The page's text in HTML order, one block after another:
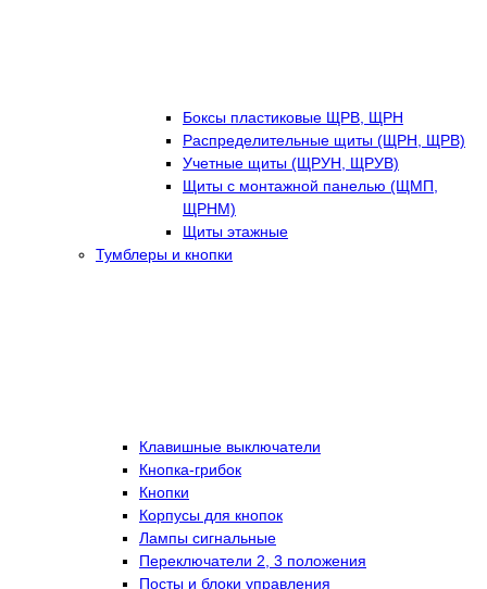
Боксы пластиковые ЩРВ, ЩРН
Распределительные щиты (ЩРН, ЩРВ)
Учетные щиты (ЩРУН, ЩРУВ)
Щиты с монтажной панелью (ЩМП,
ЩРНМ)
Щиты этажные
Тумблеры и кнопки
Клавишные выключатели
Кнопка-грибок
Кнопки
Корпусы для кнопок
Лампы сигнальные
Переключатели 2, 3 положения
Посты и блоки управления